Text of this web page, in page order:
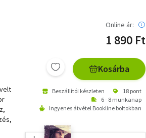
Online ár:
1 890 Ft
Kosárba
Beszállítói készleten
18 pont
6 - 8 munkanap
Ingyenes átvétel Bookline boltokban